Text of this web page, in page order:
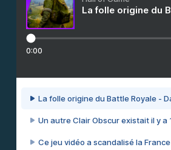
La folle origine du
0:00
La folle origine du Battle Royale -
Un autre Clair Obscur existait il y
Ce jeu vidéo a scandalisé la